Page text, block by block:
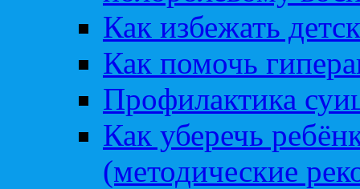
Как избежать
Как помочь
Профилактика
Как уберечь
(методические